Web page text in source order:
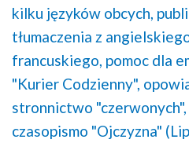
kilku języków obcych,
tłumaczenia z
francuskiego, pomoc dla
"Kurier Codzienny",
stronnictwo "czerwonych",
czasopismo "Ojczyzna"